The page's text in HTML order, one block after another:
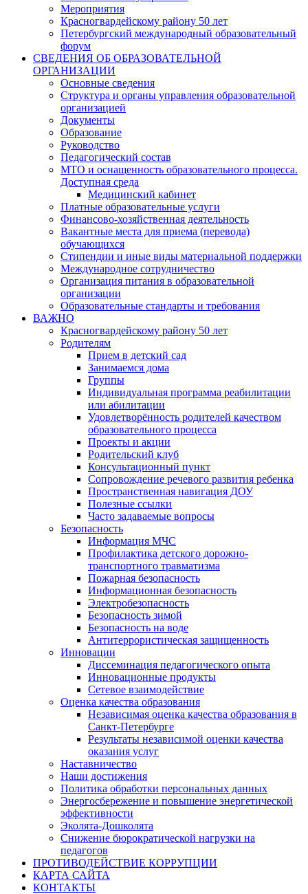
Мероприятия
Красногвардейскому району 50 лет
Петербургский международный образовательный
форум
СВЕДЕНИЯ ОБ ОБРАЗОВАТЕЛЬНОЙ
ОРГАНИЗАЦИИ
Основные сведения
Структура и органы управления образовательной
организацией
Документы
Образование
Руководство
Педагогический состав
МТО и оснащенность образовательного процесса.
Доступная среда
Медицинский кабинет
Платные образовательные услуги
Финансово-хозяйственная деятельность
Вакантные места для приема (перевода)
обучающихся
Стипендии и иные виды материальной поддержки
Международное сотрудничество
Организация питания в образовательной
организации
Образовательные стандарты и требования
ВАЖНО
Красногвардейскому району 50 лет
Родителям
Прием в детский сад
Занимаемся дома
Группы
Индивидуальная программа реабилитации
или абилитации
Удовлетворённость родителей качеством
образовательного процесса
Проекты и акции
Родительский клуб
Консультационный пункт
Сопровождение речевого развития ребенка
Пространственная навигация ДОУ
Полезные ссылки
Часто задаваемые вопросы
Безопасность
Информация МЧС
Профилактика детского дорожно-
транспортного травматизма
Пожарная безопасность
Информационная безопасность
Электробезопасность
Безопасность зимой
Безопасность на воде
Антитеррористическая защищенность
Инновации
Диссеминация педагогического опыта
Инновационные продукты
Сетевое взаимодействие
Оценка качества образования
Независимая оценка качества образования в
Санкт-Петербурге
Результаты независимой оценки качества
оказания услуг
Наставничество
Наши достижения
Политика обработки персональных данных
Энергосбережение и повышение энергетической
эффективности
Эколята-Дошколята
Снижение бюрократической нагрузки на
педагогов
ПРОТИВОДЕЙСТВИЕ КОРРУПЦИИ
КАРТА САЙТА
КОНТАКТЫ